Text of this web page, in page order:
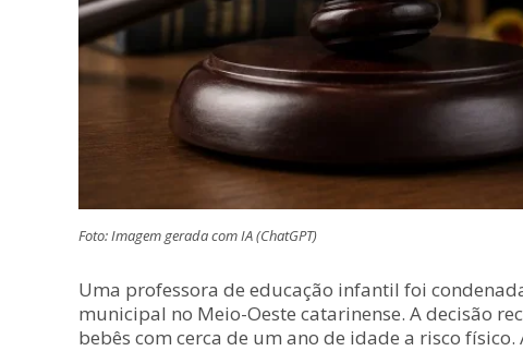
Foto: Imagem gerada com IA (ChatGPT)
Uma professora de educação infantil foi
municipal no Meio-Oeste catarinense. A decisão
bebês com cerca de um ano de idade a risco